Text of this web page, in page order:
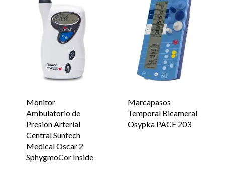
Monitor
Ambulatorio de
Presión Arterial
Central Suntech
Medical Oscar 2
SphygmoCor Inside
Marcapasos
Temporal Bicameral
Osypka PACE 203